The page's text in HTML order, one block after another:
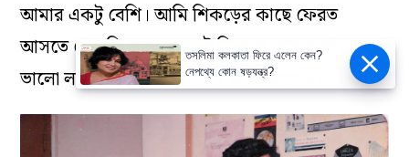
আমার একটু বেশি। আমি শিকড়ের কাছে ফেরত
আসতে চেয়েছি বারবার। তাই বিদেশে আমার থাকতে
ভালো লাগেনি। আমি শিকড়ের কাছে এসেছি।